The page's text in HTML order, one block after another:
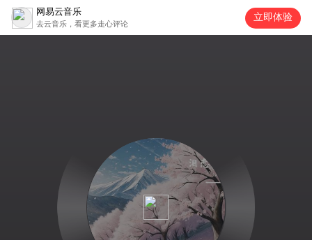
网易云音乐
去云音乐，看更多走心评论
立即体验